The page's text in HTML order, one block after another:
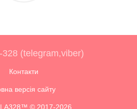
(telegram,viber)
Контакти
версія сайту
© 2017-2026